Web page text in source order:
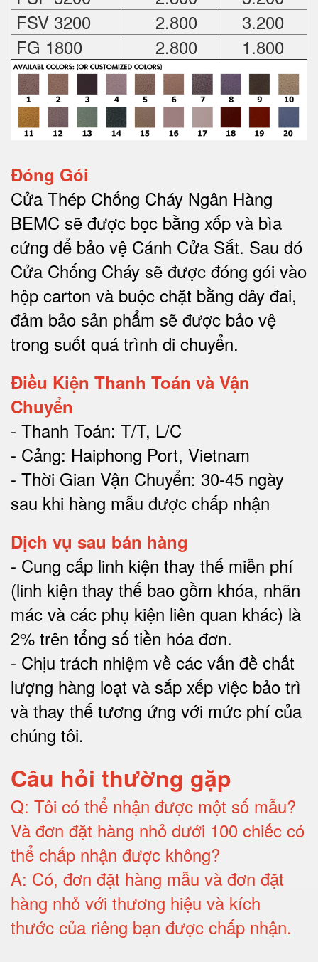
FSV 3200
2.800
3.200
FG 1800
2.800 1.800
Đóng Gói
Cửa Thép Chống Cháy Ngân Hàng
BEMC sẽ được bọc bằng xốp và bìa
cứng để bảo vệ Cánh Cửa Sắt. Sau đó
Cửa Chống Cháy sẽ được đóng gói vào
hộp carton và buộc chặt bằng dây đai,
đảm bảo sản phẩm sẽ được bảo vệ
trong suốt quá trình di chuyển.
Điều Kiện Thanh Toán và Vận
Chuyển
- Thanh Toán: T/T, L/C
- Cảng: Haiphong Port, Vietnam
- Thời Gian Vận Chuyển: 30-45 ngày
sau khi hàng mẫu được chấp nhận
Dịch vụ sau bán hàng
- Cung cấp linh kiện thay thế miễn phí
(linh kiện thay thế bao gồm khóa, nhãn
mác và các phụ kiện liên quan khác) là
2% trên tổng số tiền hóa đơn.
- Chịu trách nhiệm về các vấn đề chất
lượng hàng loạt và sắp xếp việc bảo trì
và thay thế tương ứng với mức phí của
chúng tôi.
Câu hỏi thường gặp
Q: Tôi có thể nhận được một số mẫu?
Và đơn đặt hàng nhỏ dưới 100 chiếc có
thể chấp nhận được không?
A: Có, đơn đặt hàng mẫu và đơn đặt
hàng nhỏ với thương hiệu và kích
thước của riêng bạn được chấp nhận.